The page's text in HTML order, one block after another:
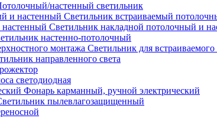
настенный светильник
Светильник встраиваемый
Светильник накладной потолочный и
настенно-потолочный
Светильник для
направленного света
светодиодная
Фонарь карманный, ручной электрический
пылевлагозащищенный